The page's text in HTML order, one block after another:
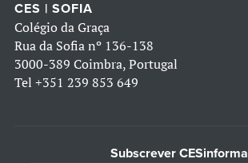
CES | SOFIA
Colégio da Graça
Rua da Sofia nº 136-138
3000-389 Coimbra, Portugal
Tel +351 239 853 649
Subscrever CESinforma